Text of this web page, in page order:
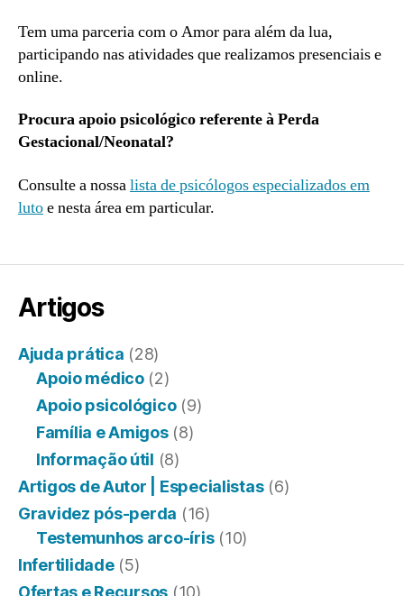
Tem uma parceria com o Amor para além da lua,
participando nas atividades que realizamos presenciais e
online.
Procura apoio psicológico referente à Perda
Gestacional/Neonatal?
Consulte a nossalista de psicólogos especializados em
lutoe nesta área em particular.
Artigos
Ajuda prática (28)
Apoio médico(2)
Apoio psicológico(9)
Família e Amigos(8)
Informação útil (8)
Artigos de Autor | Especialistas(6)
Gravidez pós-perda (16)
Testemunhos arco-íris(10)
Infertilidade(5)
Ofertas e Recursos (10)